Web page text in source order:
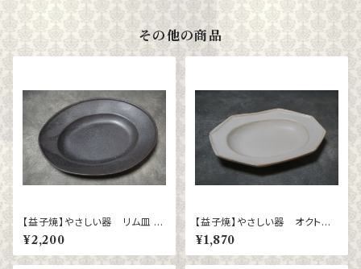
その他の商品
【益子焼】やさしい器 リム皿 楕
円（大）ブロンズ黒マット
¥2,200
【益子焼】やさしい器 オクトゴ
ナル（小）kinari
¥1,870